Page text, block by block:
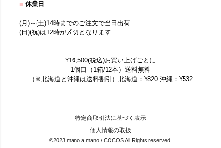
■ 休業日
(月)～(土)14時までのご注文で当日出荷
(日)(祝)は12時が〆切となります
¥16,500(税込)お買い上げごとに
1個口（1箱/12本）送料無料
（※北海道と沖縄は送料割引）北海道：¥820 沖縄：¥532
特定商取引法に基づく表示
個人情報の取扱
©2023 mano a mano / COCOS All Rights reserved.